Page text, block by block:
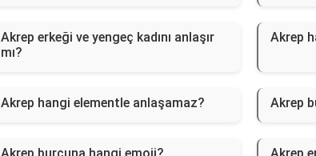
Akrep erkeği ve yengeç kadını anlaşır
mı?
Akrep
Akrep hangi elementle anlaşamaz? Akrep